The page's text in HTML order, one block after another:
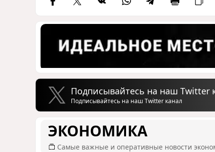
Подписывайтесь на наш Twitter
Подписывайтесь на наш Twitter канал
ЭКОНОМИКА
Самые важные и оперативные новости